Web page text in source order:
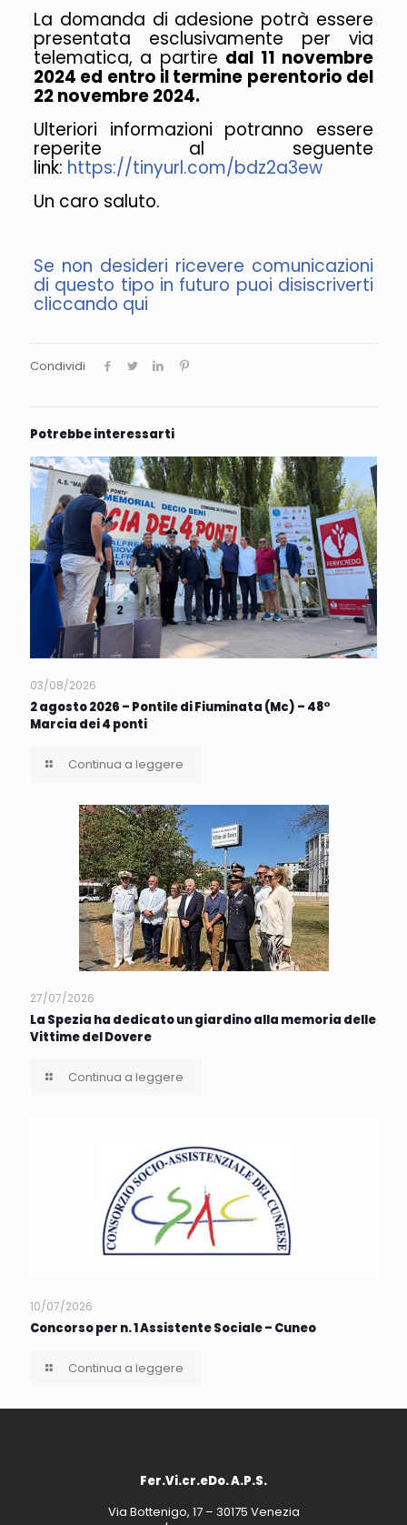
La domanda di adesione potrà essere
presentata esclusivamente per via
telematica, a partire dal 11 novembre
2024 ed entro il termine perentorio del
22 novembre 2024.
Ulteriori informazioni potranno essere
reperite al seguente
link: https://tinyurl.com/bdz2a3ew
Un caro saluto.
Se non desideri ricevere comunicazioni
di questo tipo in futuro puoi disiscriverti
cliccando qui
Condividi
Potrebbe interessarti
03/08/2026
2 agosto 2026 – Pontile di Fiuminata (Mc) – 48°
Marcia dei 4 ponti
Continua a leggere
27/07/2026
La Spezia ha dedicato un giardino alla memoria delle
Vittime del Dovere
Continua a leggere
10/07/2026
Concorso per n. 1 Assistente Sociale – Cuneo
Continua a leggere
Fer.Vi.cr.eDo. A.P.S.
Via Bottenigo, 17 – 30175 Venezia